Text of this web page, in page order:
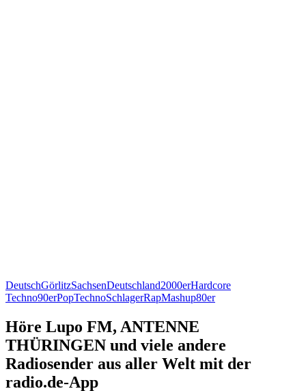
DeutschGörlitzSachsenDeutschland2000erHardcore
Techno90erPopTechnoSchlagerRapMashup80er
Höre Lupo FM, ANTENNE
THÜRINGEN und viele andere
Radiosender aus aller Welt mit der
radio.de-App